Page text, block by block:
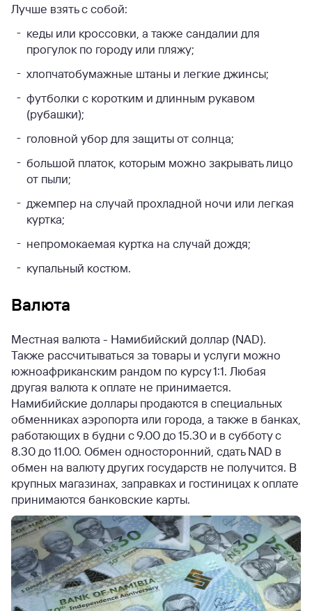
Лучше взять с собой:
кеды или кроссовки, а также сандалии для
прогулок по городу или пляжу;
хлопчатобумажные штаны и легкие джинсы;
футболки с коротким и длинным рукавом
(рубашки);
головной убор для защиты от солнца;
большой платок, которым можно закрывать лицо
от пыли;
джемпер на случай прохладной ночи или легкая
куртка;
непромокаемая куртка на случай дождя;
купальный костюм.
Валюта
Местная валюта - Намибийский доллар (NAD).
Также рассчитываться за товары и услуги можно
южноафриканским рандом по курсу 1:1. Любая
другая валюта к оплате не принимается.
Намибийские доллары продаются в специальных
обменниках аэропорта или города, а также в банках,
работающих в будни с 9.00 до 15.30 и в субботу с
8.30 до 11.00. Обмен односторонний, сдать NAD в
обмен на валюту других государств не получится. В
крупных магазинах, заправках и гостиницах к оплате
принимаются банковские карты.